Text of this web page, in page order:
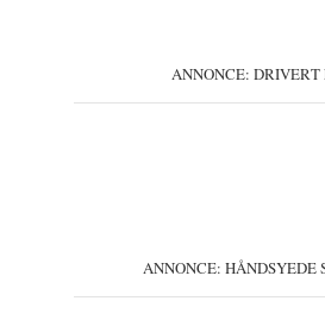
ANNONCE:
ANNONCE: HÅNDSYEDE